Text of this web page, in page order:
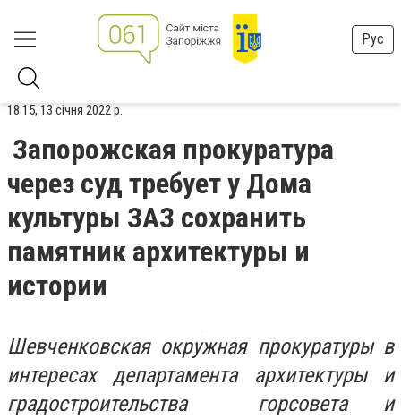
Рус
18:15, 13 січня 2022 р.
Запорожская прокуратура
через суд требует у Дома
культуры ЗАЗ сохранить
памятник архитектуры и
истории
Шевченковская окружная прокуратуры в
интересах департамента архитектуры и
градостроительства горсовета и